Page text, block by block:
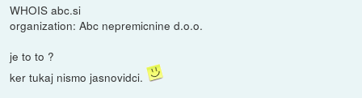
WHOIS abc.si
organization: Abc nepremicnine d.o.o.
je to to ?
ker tukaj nismo jasnovidci.